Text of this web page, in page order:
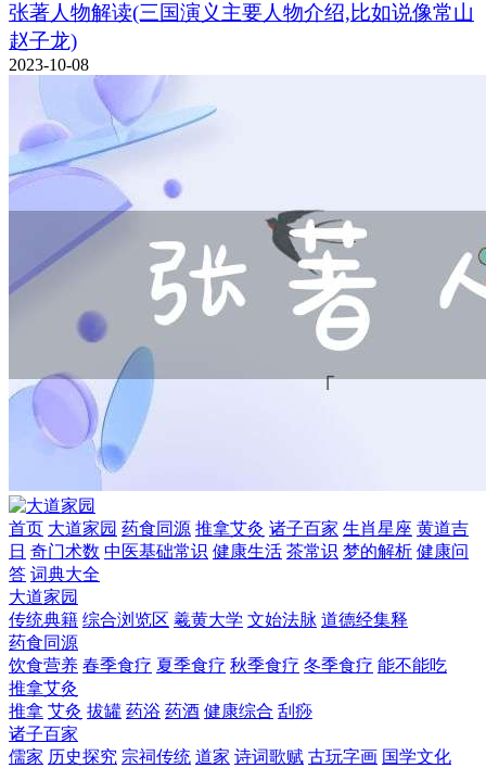
张著人物解读(三国演义主要人物介绍,比如说像常山
赵子龙)
2023-10-08
首页 大道家园 药食同源 推拿艾灸 诸子百家 生肖星座 黄道吉
日 奇门术数 中医基础常识 健康生活 茶常识 梦的解析 健康问
答 词典大全
大道家园
传统典籍 综合浏览区 羲黄大学 文始法脉 道德经集释
药食同源
饮食营养 春季食疗 夏季食疗 秋季食疗 冬季食疗 能不能吃
推拿艾灸
推拿 艾灸 拔罐 药浴 药酒 健康综合 刮痧
诸子百家
儒家 历史探究 宗祠传统 道家 诗词歌赋 古玩字画 国学文化